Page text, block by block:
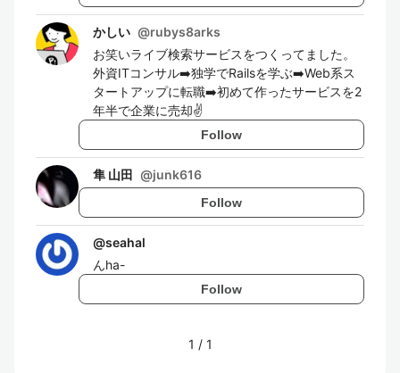
かしい @rubys8arks
お笑いライブ検索サービスをつくってました。
外資ITコンサル➡️独学でRailsを学ぶ➡️Web系ス
タートアップに転職➡️初めて作ったサービスを2
年半で企業に売却✌️
Follow
隼 山田 @junk616
Follow
@seahal
んha-
Follow
1 / 1